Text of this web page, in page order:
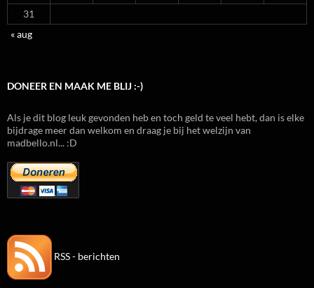
31
« aug
DONEER EN MAAK ME BLIJ :-)
Als je dit blog leuk gevonden heb en toch geld te veel hebt, dan is elke
bijdrage meer dan welkom en draag je bij het welzijn van
madbello.nl... :D
RSS - berichten